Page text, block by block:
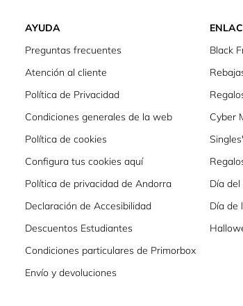
AYUDA
Preguntas frecuentes
Atención al cliente
Política de Privacidad
Condiciones generales de la web
Política de cookies
Configura tus cookies aquí
Política de privacidad de Andorra
Declaración de Accesibilidad
Descuentos Estudiantes
Condiciones particulares de Primorbox
Envío y devoluciones
Black
Cyber
Día del
Día de